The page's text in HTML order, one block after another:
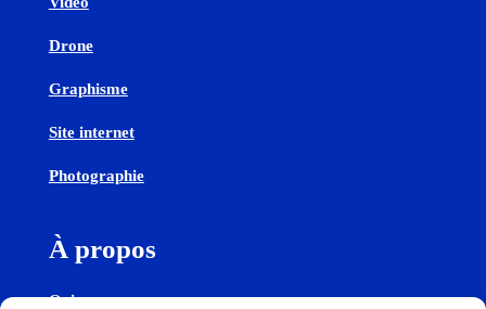
Drone
Graphisme
Site internet
Photographie
À propos
Qui sommes-nous